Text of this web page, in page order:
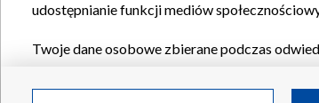
udostępnianie funkcji mediów
Twoje dane osobowe zbierane podczas
Partnerów TVPdla realizacji następujących